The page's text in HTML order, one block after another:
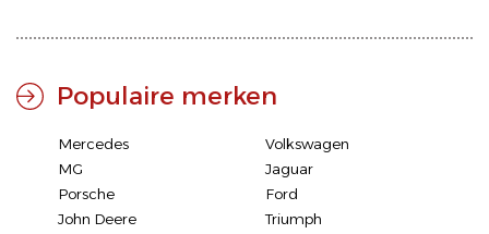
Populaire merken
Mercedes
Volkswagen
MG
Jaguar
Porsche
Ford
John Deere
Triumph